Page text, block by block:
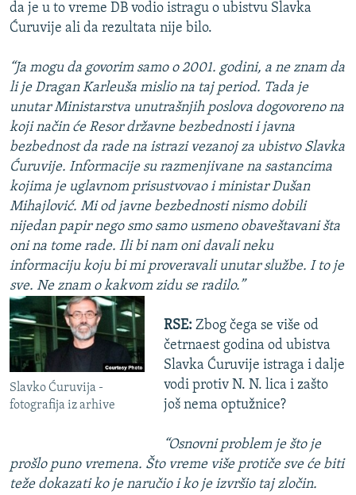
da je u to vreme DB vodio istragu o ubistvu Slavka
Ćuruvije ali da rezultata nije bilo.
“Ja mogu da govorim samo o 2001. godini, a ne znam da
li je Dragan Karleuša mislio na taj period. Tada je
unutar Ministarstva unutrašnjih poslova dogovoreno na
koji način će Resor državne bezbednosti i javna
bezbednost da rade na istrazi vezanoj za ubistvo Slavka
Ćuruvije. Informacije su razmenjivane na sastancima
kojima je uglavnom prisustvovao i ministar Dušan
Mihajlović. Mi od javne bezbednosti nismo dobili
nijedan papir nego smo samo usmeno obaveštavani šta
oni na tome rade. Ili bi nam oni davali neku
informaciju koju bi mi proveravali unutar službe. I to je
sve. Ne znam o kakvom zidu se radilo.”
Slavko Ćuruvija -
fotografija iz arhive
RSE: Zbog čega se više od
četrnaest godina od ubistva
Slavka Ćuruvije istraga i dalje
vodi protiv N. N. lica i zašto
još nema optužnice?
“Osnovni problem je što je
prošlo puno vremena. Što vreme više protiče sve će biti
teže dokazati ko je naručio i ko je izvršio taj zločin.